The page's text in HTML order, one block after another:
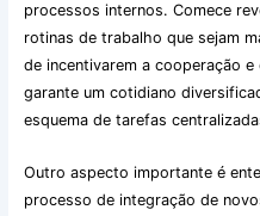
processos internos. Comece
rotinas de trabalho que sejam
de incentivarem a cooperação
garante um cotidiano
esquema de tarefas
Outro aspecto importante é
processo de integração de